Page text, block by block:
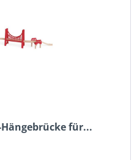
Hängebrücke für...